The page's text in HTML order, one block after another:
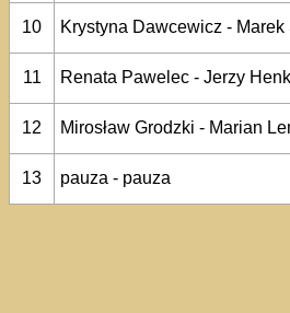
10
Krystyna Dawcewicz - Marek
11
Renata Pawelec - Jerzy
12
Mirosław Grodzki - Marian
13
pauza - pauza